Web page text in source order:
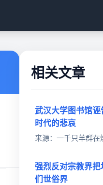
相关文章
武汉大学图书馆
时代的悲哀
来源：一千只羊群在
强烈反对宗教界
们世俗界